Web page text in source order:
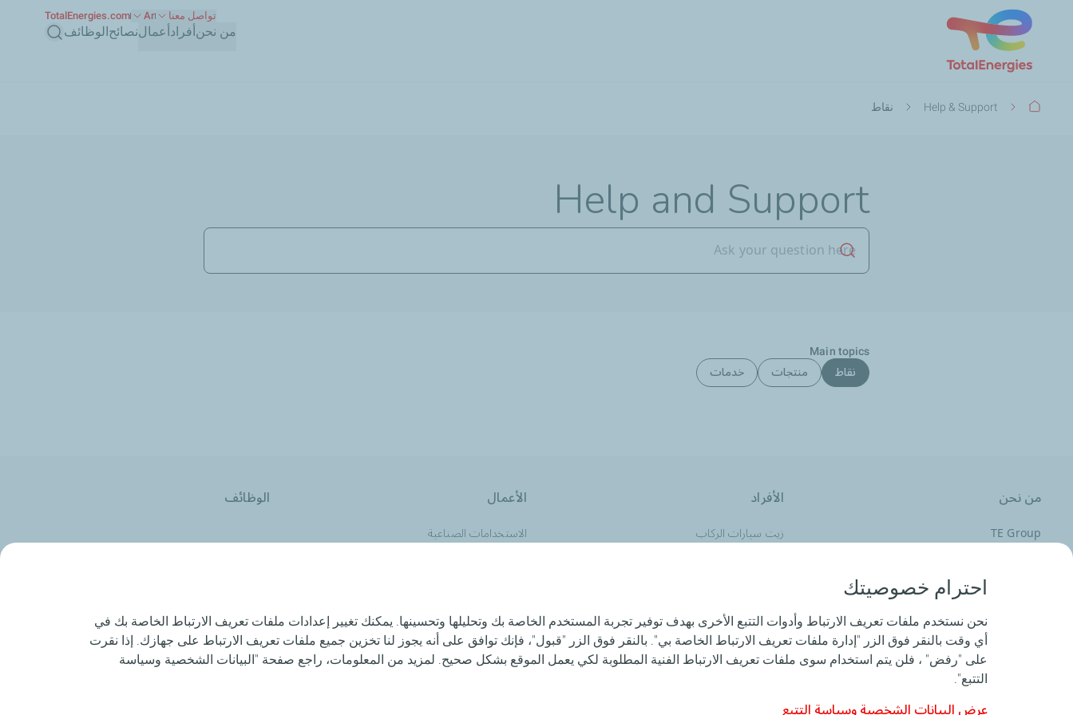
من نحنأفرادأعمالنصائحالوظائفبحث
تواصل معنا Ar
TotalEnergies.com
مسار Help & Support نقاط
Help and Support
بدء البحث
Main topics
نقاط منتجات خدمات
من نحن
TE Group
قواعد السلوك
الأفراد
زيت سيارات الركاب
الأعمال
الاستخدامات الصناعية
الوظائف
المساعدة والدعم
احترام خصوصيتك
نحن نستخدم ملفات تعريف الارتباط وأدوات التتبع الأخرى بهدف توفير تجربة المستخدم الخاصة بك وتحليلها وتحسينها. يمكنك تغيير إعدادات ملفات تعريف الارتباط الخاصة بك في
أي وقت بالنقر فوق الزر "إدارة ملفات تعريف الارتباط الخاصة بي". بالنقر فوق الزر "قبول"، فإنك توافق على أنه يجوز لنا تخزين جميع ملفات تعريف الارتباط على جهازك. إذا نقرت
على "رفض" ، فلن يتم استخدام سوى ملفات تعريف الارتباط الفنية المطلوبة لكي يعمل الموقع بشكل صحيح. لمزيد من المعلومات، راجع صفحة "البيانات الشخصية وسياسة
التتبع".